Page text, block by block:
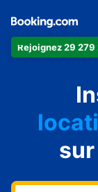
Rejoignez 29